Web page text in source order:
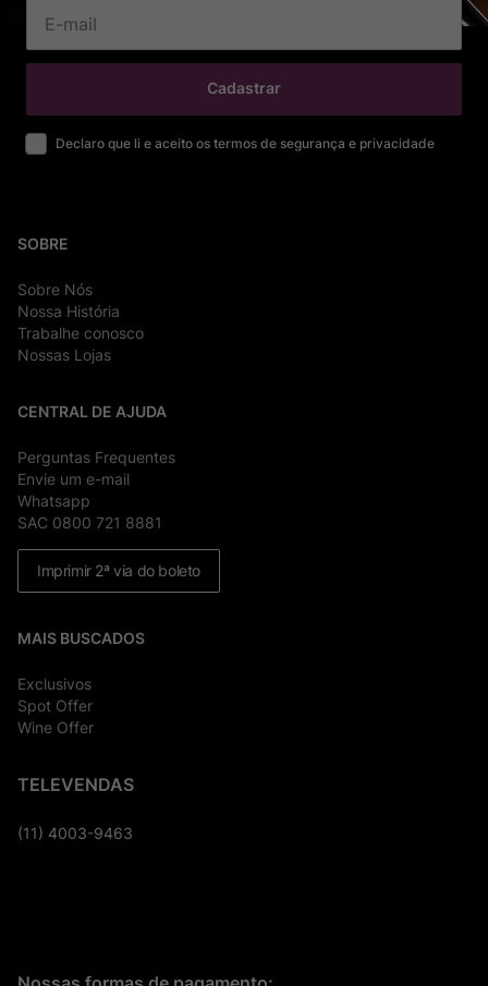
Cadastrar
Declaro que li e aceito os termos de segurança e privacidade
SOBRE
Sobre Nós
Nossa História
Trabalhe conosco
Nossas Lojas
CENTRAL DE AJUDA
Perguntas Frequentes
Envie um e-mail
Whatsapp
SAC 0800 721 8881
Imprimir 2ª via do boleto
MAIS BUSCADOS
Exclusivos
Spot Offer
Wine Offer
TELEVENDAS
(11) 4003-9463